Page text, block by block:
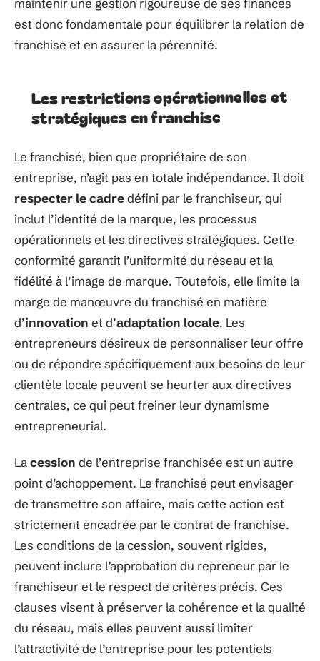
est donc fondamentale pour équilibrer la relation de
franchise et en assurer la pérennité.
Les restrictions opérationnelles et
stratégiques en franchise
Le franchisé, bien que propriétaire de son
entreprise, n’agit pas en totale indépendance. Il doit
respecter le cadredéfini par le franchiseur, qui
inclut l’identité de la marque, les processus
opérationnels et les directives stratégiques. Cette
conformité garantit l’uniformité du réseau et la
fidélité à l’image de marque. Toutefois, elle limite la
marge de manœuvre du franchisé en matière
d’innovation et d’adaptation locale. Les
entrepreneurs désireux de personnaliser leur offre
ou de répondre spécifiquement aux besoins de leur
clientèle locale peuvent se heurter aux directives
centrales, ce qui peut freiner leur dynamisme
entrepreneurial.
Lacession de l’entreprise franchisée est un autre
point d’achoppement. Le franchisé peut envisager
de transmettre son affaire, mais cette action est
strictement encadrée par le contrat de franchise.
Les conditions de la cession, souvent rigides,
peuvent inclure l’approbation du repreneur par le
franchiseur et le respect de critères précis. Ces
clauses visent à préserver la cohérence et la qualité
du réseau, mais elles peuvent aussi limiter
l’attractivité de l’entreprise pour les potentiels